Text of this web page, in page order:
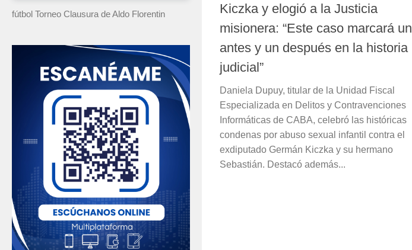
Kiczka y elogió a la Justicia
misionera: “Este caso marcará un
antes y un después en la historia
judicial”
Daniela Dupuy, titular de la Unidad Fiscal
Especializada en Delitos y Contravenciones
Informáticas de CABA, celebró las históricas
condenas por abuso sexual infantil contra el
exdiputado Germán Kiczka y su hermano
Sebastián. Destacó además...
fútbol Torneo Clausurade Aldo Florentin